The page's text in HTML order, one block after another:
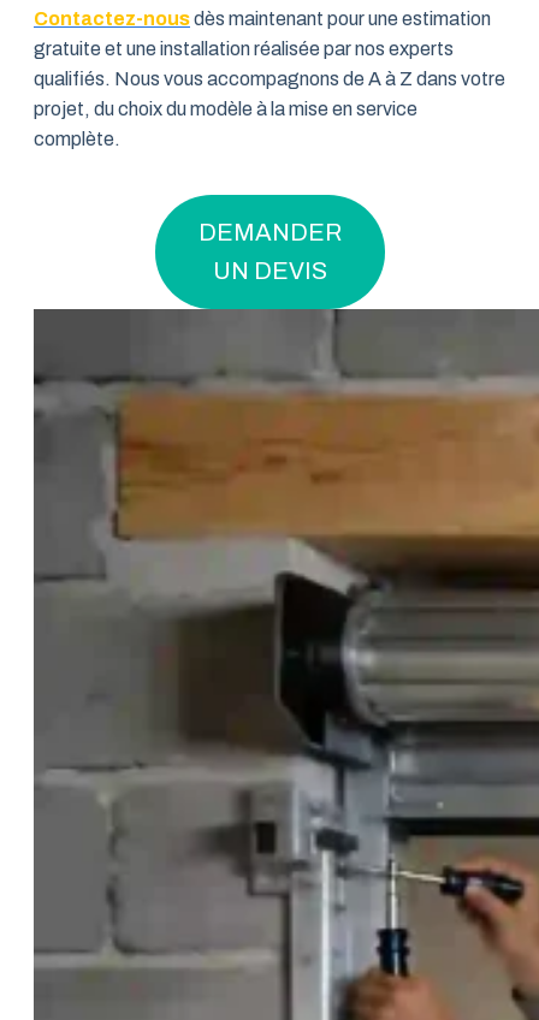
Contactez-nousdès maintenant pour une estimation
gratuite et une installation réalisée par nos experts
qualifiés. Nous vous accompagnons de A à Z dans votre
projet, du choix du modèle à la mise en service
complète.
DEMANDER
UN DEVIS